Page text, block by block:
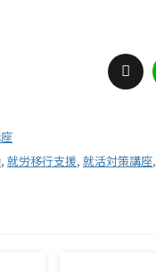
, 就労移行支援, 就活対策講座,